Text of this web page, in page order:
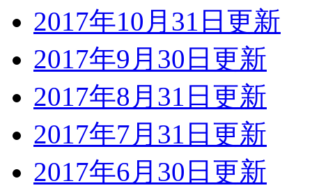
2017年10月31日更新
2017年9月30日更新
2017年8月31日更新
2017年7月31日更新
2017年6月30日更新